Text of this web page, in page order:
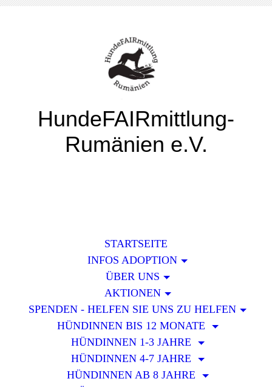
HundeFAIRmittlung-
Rumänien e.V.
STARTSEITE
INFOS ADOPTION
ÜBER UNS
AKTIONEN
SPENDEN - HELFEN SIE UNS ZU HELFEN
HÜNDINNEN BIS 12 MONATE
HÜNDINNEN 1-3 JAHRE
HÜNDINNEN 4-7 JAHRE
HÜNDINNEN AB 8 JAHRE